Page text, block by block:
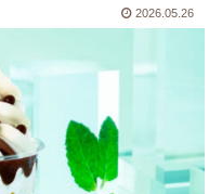
2026.05.26